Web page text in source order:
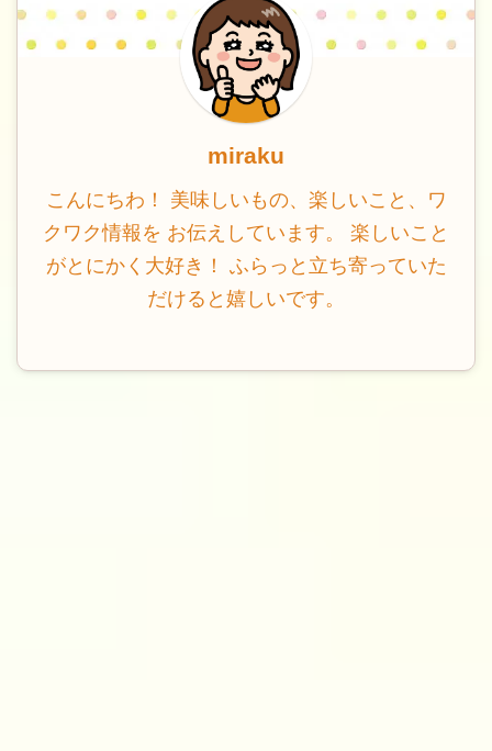
miraku
こんにちわ！ 美味しいもの、楽しいこと、ワ
クワク情報を お伝えしています。 楽しいこと
がとにかく大好き！ ふらっと立ち寄っていた
だけると嬉しいです。